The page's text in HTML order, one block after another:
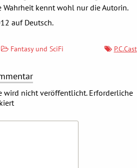
Wahrheit kennt wohl nur die Autorin.
auf Deutsch.
Fantasy und SciFi P.C.Cast
wird nicht veröffentlicht. Erforderliche